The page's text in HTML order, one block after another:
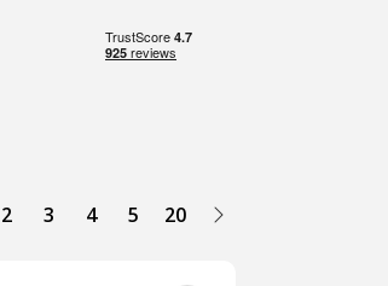
2 3 4 5 20